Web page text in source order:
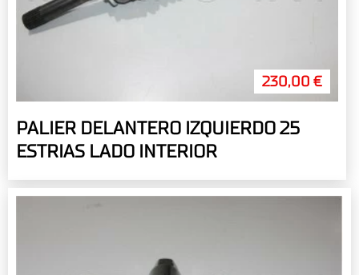
230,00 €
PALIER DELANTERO IZQUIERDO 25
ESTRIAS LADO INTERIOR